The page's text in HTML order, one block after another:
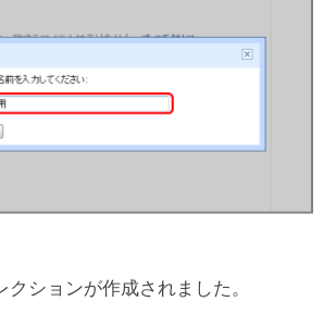
クションが作成されました。